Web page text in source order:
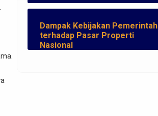
Dampak Kebijakan Pemerintah
terhadap Pasar Properti
Nasional